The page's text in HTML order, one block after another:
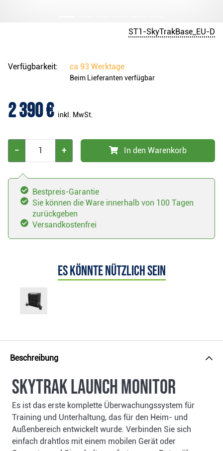
ST1-SkyTrakBase_EU-D
Verfügbarkeit: ca 93 Werktage
Beim Lieferanten verfügbar
2 390 € inkl. MwSt.
− + In den Warenkorb
Bestpreis-Garantie
Sie können die Ware innerhalb von 100 Tagen
zurückgeben
Versandkostenfrei
Es könnte nützlich sein
Beschreibung
SkyTrak Launch Monitor
Es ist das erste komplette Überwachungssystem für
Training und Unterhaltung, das für den Heim- und
Außenbereich entwickelt wurde. Verbinden Sie sich
einfach drahtlos mit einem mobilen Gerät oder